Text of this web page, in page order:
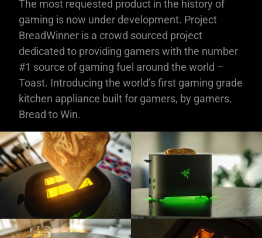
The most requested product in the history of
gaming is now under development. Project
BreadWinner is a crowd sourced project
dedicated to providing gamers with the number
#1 source of gaming fuel around the world –
Toast. Introducing the world’s first gaming grade
kitchen appliance built for gamers, by gamers.
Bread to Win.